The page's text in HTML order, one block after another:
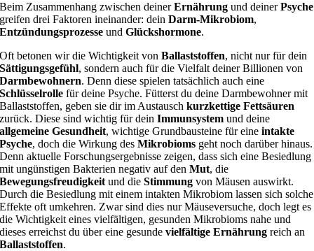
Beim Zusammenhang zwischen deinerErnährungund deinerPsyche
greifen drei Faktoren ineinander: deinDarm-Mikrobiom,
EntzündungsprozesseundGlückshormone.
Oft betonen wir die Wichtigkeit vonBallaststoffen, nicht nur für dein
Sättigungsgefühl, sondern auch für die Vielfalt deiner Billionen von
Darmbewohnern. Denn diese spielen tatsächlich auch eine
Schlüsselrollefür deine Psyche. Fütterst du deine Darmbewohner mit
Ballaststoffen, geben sie dir im Austauschkurzkettige Fettsäuren
zurück. Diese sind wichtig für deinImmunsystemund deine
allgemeine Gesundheit, wichtige Grundbausteine für eineintakte
Psyche, doch die Wirkung desMikrobioms geht noch darüber hinaus.
Denn aktuelle Forschungsergebnisse zeigen, dass sich eine Besiedlung
mit ungünstigen Bakterien negativ auf denMut, die
Bewegungsfreudigkeitund dieStimmungvon Mäusen auswirkt.
Durch die Besiedlung mit einem intakten Mikrobiom lassen sich solche
Effekte oft umkehren. Zwar sind dies nur Mäuseversuche, doch legt es
die Wichtigkeit eines vielfältigen, gesunden Mikrobioms nahe und
dieses erreichst du über eine gesundevielfältige Ernährungreich an
Ballaststoffen.